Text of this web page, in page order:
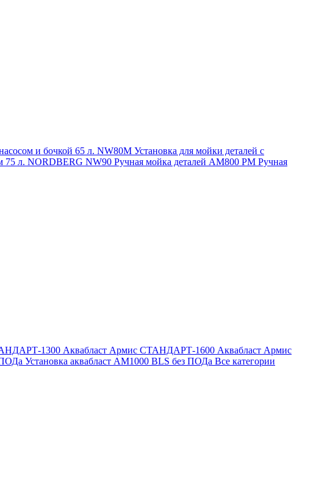
и бочкой 65 л. NW80M Установка для мойки деталей с
75 л. NORDBERG NW90 Ручная мойка деталей АМ800 РМ Ручная
1300 Аквабласт Армис СТАНДАРТ-1600 Аквабласт Армис
ПОДа Установка аквабласт AM1000 BLS без ПОДа Все категории